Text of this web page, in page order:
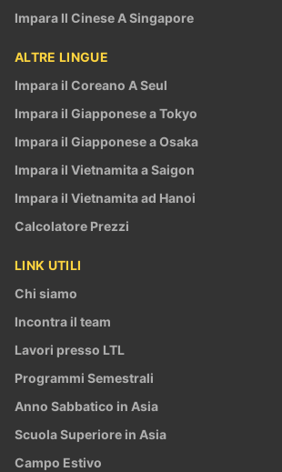
Impara Il Cinese A Singapore
ALTRE LINGUE
Impara il Coreano A Seul
Impara il Giapponese a Tokyo
Impara il Giapponese a Osaka
Impara il Vietnamita a Saigon
Impara il Vietnamita ad Hanoi
Calcolatore Prezzi
LINK UTILI
Chi siamo
Incontra il team
Lavori presso LTL
Programmi Semestrali
Anno Sabbatico in Asia
Scuola Superiore in Asia
Campo Estivo